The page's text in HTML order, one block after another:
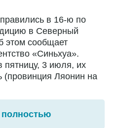
в 16-ю по
в Северный
этом сообщает
«Синьхуа».
3 июля, их
(провинция Ляонин на
полностью